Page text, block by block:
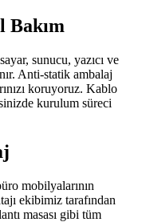
Bakım
sunucu, yazıcı ve
Anti-statik ambalaj
koruyoruz. Kablo
kurulum süreci
mobilyalarının
ekibimiz tarafından
masası gibi tüm